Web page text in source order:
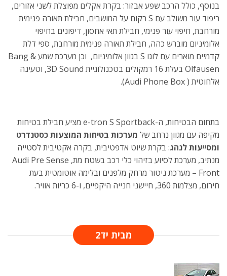
בנוסף, כולל הרכב שפע אבזור: בקרת אקלים מפוצלת לשני אזורים,
ריפוד עור משולב עם S רקום על המושבים, חבילת תאורה פנימית
מורחבת, חיפוי עור פנימי, חבילת תאי אחסון, דיפונים בחיפוי
אלומיניום מוברש כהה, חבילת תאורה פנימית מורחבת, ספי דלת
קדמיים מוארים עם לוגו S בגוון אלומיניום, וכן מערכת שמע Bang &
Olfausen בעלת 16 רמקולים בטכנולוגיית 3D Sound, וטעינה
אלחוטית ( Audi Phone Box).
בתחום הבטיחות, ה-e-tron S Sportback מציע חבילת בטיחות
מקיפה עם מגוון נרחב של מערכות בטיחות המוצעות כסטנדרט
ומסייעות לנהג: בקרת שיוט אדפטיבית, בקרה אקטיבית לסטייה
מנתיב, מערכת לסיוע בזיהוי כלי רכב בשטח מת, Audi Pre Sense
Front – מערכת ניטור מרחק מלפנים ובלימה אוטומטית בעת
חירום, מצלמות 360, חיישני חנייה היקפיים, ו-6 כריות אוויר.
מבית יד2